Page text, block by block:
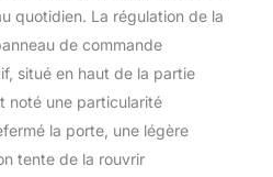
quotidien. La régulation de la
de commande
situé en haut de la partie
noté une particularité
la porte, une légère
tente de la rouvrir